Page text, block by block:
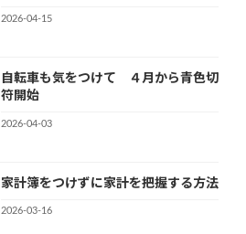
2026-04-15
自転車も気をつけて ４月から青色切
符開始
2026-04-03
家計簿をつけずに家計を把握する方法
2026-03-16